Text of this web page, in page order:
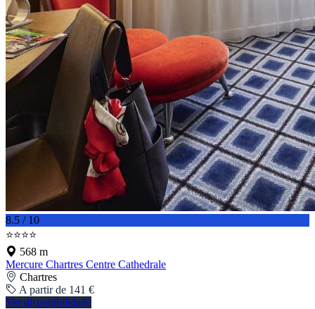
8.5 / 10
⭐⭐⭐⭐
568 m
Mercure Chartres Centre Cathedrale
Chartres
A partir de 141 €
Ver disponibilidade